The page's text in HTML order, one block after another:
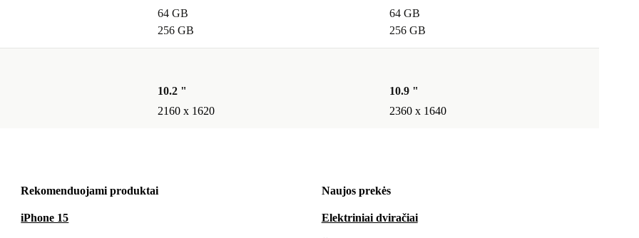
gaunate
64 GB
256 GB
64 GB
256 GB
10.2 "
2160 x 1620
10.9 "
2360 x 1640
Rekomenduojami produktai
iPhone 15
Naujos prekės
Elektriniai dviračiai